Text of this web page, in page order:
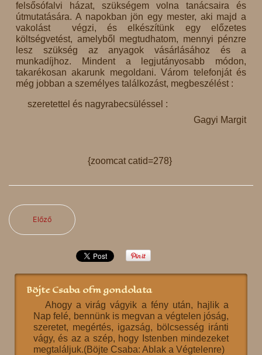
felsősófalvi házat, szükségem volna tanácsaira és
útmutatására. A napokban jön egy mester, aki majd a
vakolást végzi, és elkészítünk egy előzetes
költségvetést, amelyből megtudhatom, mennyi pénzre
lesz szükség az anyagok vásárlásához és a
munkadíjhoz. Mindent a legjutányosabb módon,
takarékosan akarunk megoldani. Várom telefonját és
még jobban a személyes találkozást, megbeszélést :
szeretettel és nagyrabecsüléssel :
Gagyi Margit
{zoomcat catid=278}
Előző
Böjte Csaba ofm gondolata
Ahogy a virág vágyik a fény után, hajlik a
Nap felé, bennünk is megvan a végtelen jóság,
szeretet, megértés, igazság, bölcsesség iránti
vágy, és az a szép, hogy Istenben mindezeket
megtaláljuk.(Böjte Csaba: Ablak a Végtelenre)